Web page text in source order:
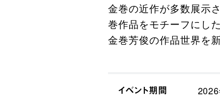
金巻の近作が多数展示
巻作品をモチーフにし
金巻芳俊の作品世界を
イベント期間